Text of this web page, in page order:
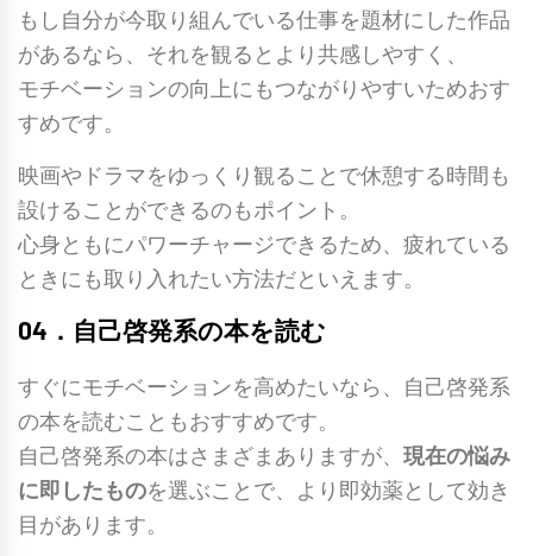
もし自分が今取り組んでいる仕事を題材にした作品
があるなら、それを観るとより共感しやすく、
モチベーションの向上にもつながりやすいためおす
すめです。
映画やドラマをゆっくり観ることで休憩する時間も
設けることができるのもポイント。
心身ともにパワーチャージできるため、疲れている
ときにも取り入れたい方法だといえます。
04．自己啓発系の本を読む
すぐにモチベーションを高めたいなら、自己啓発系
の本を読むこともおすすめです。
自己啓発系の本はさまざまありますが、 現在の悩み
に即したものを選ぶことで、より即効薬として効き
目があります。